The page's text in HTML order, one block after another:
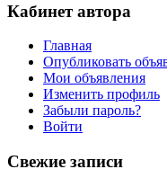
Кабинет автора
Главная
Опубликовать
Мои объявления
Изменить профиль
Забыли пароль?
Войти
Свежие записи